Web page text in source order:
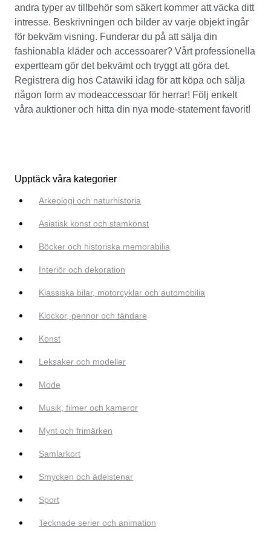
andra typer av tillbehör som säkert kommer att väcka ditt
intresse. Beskrivningen och bilder av varje objekt ingår
för bekväm visning. Funderar du på att sälja din
fashionabla kläder och accessoarer? Vårt professionella
expertteam gör det bekvämt och tryggt att göra det.
Registrera dig hos Catawiki idag för att köpa och sälja
någon form av modeaccessoar för herrar! Följ enkelt
våra auktioner och hitta din nya mode-statement favorit!
Upptäck våra kategorier
Arkeologi och naturhistoria
Asiatisk konst och stamkonst
Böcker och historiska memorabilia
Interiör och dekoration
Klassiska bilar, motorcyklar och automobilia
Klockor, pennor och tändare
Konst
Leksaker och modeller
Mode
Musik, filmer och kameror
Mynt och frimärken
Samlarkort
Smycken och ädelstenar
Sport
Tecknade serier och animation